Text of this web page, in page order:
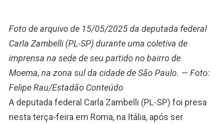
Foto de arquivo de 15/05/2025 da deputada federal
Carla Zambelli (PL-SP) durante uma coletiva de
imprensa na sede de seu partido no bairro de
Moema, na zona sul da cidade de São Paulo. — Foto:
Felipe Rau/Estadão Conteúdo
A deputada federal Carla Zambelli (PL-SP) foi presa
nesta terça-feira em Roma, na Itália, após ser